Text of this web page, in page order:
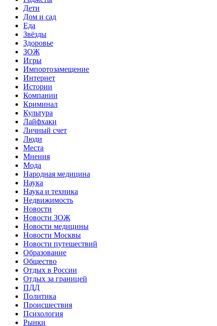
Дети
Дом и сад
Еда
Звёзды
Здоровье
ЗОЖ
Игры
Импортозамещение
Интернет
Истории
Компании
Криминал
Культура
Лайфхаки
Личный счет
Люди
Места
Мнения
Мода
Народная медицина
Наука
Наука и техника
Недвижимость
Новости
Новости ЗОЖ
Новости медицины
Новости Москвы
Новости путешествий
Образование
Общество
Отдых в России
Отдых за границей
ПДД
Политика
Происшествия
Психология
Рынки